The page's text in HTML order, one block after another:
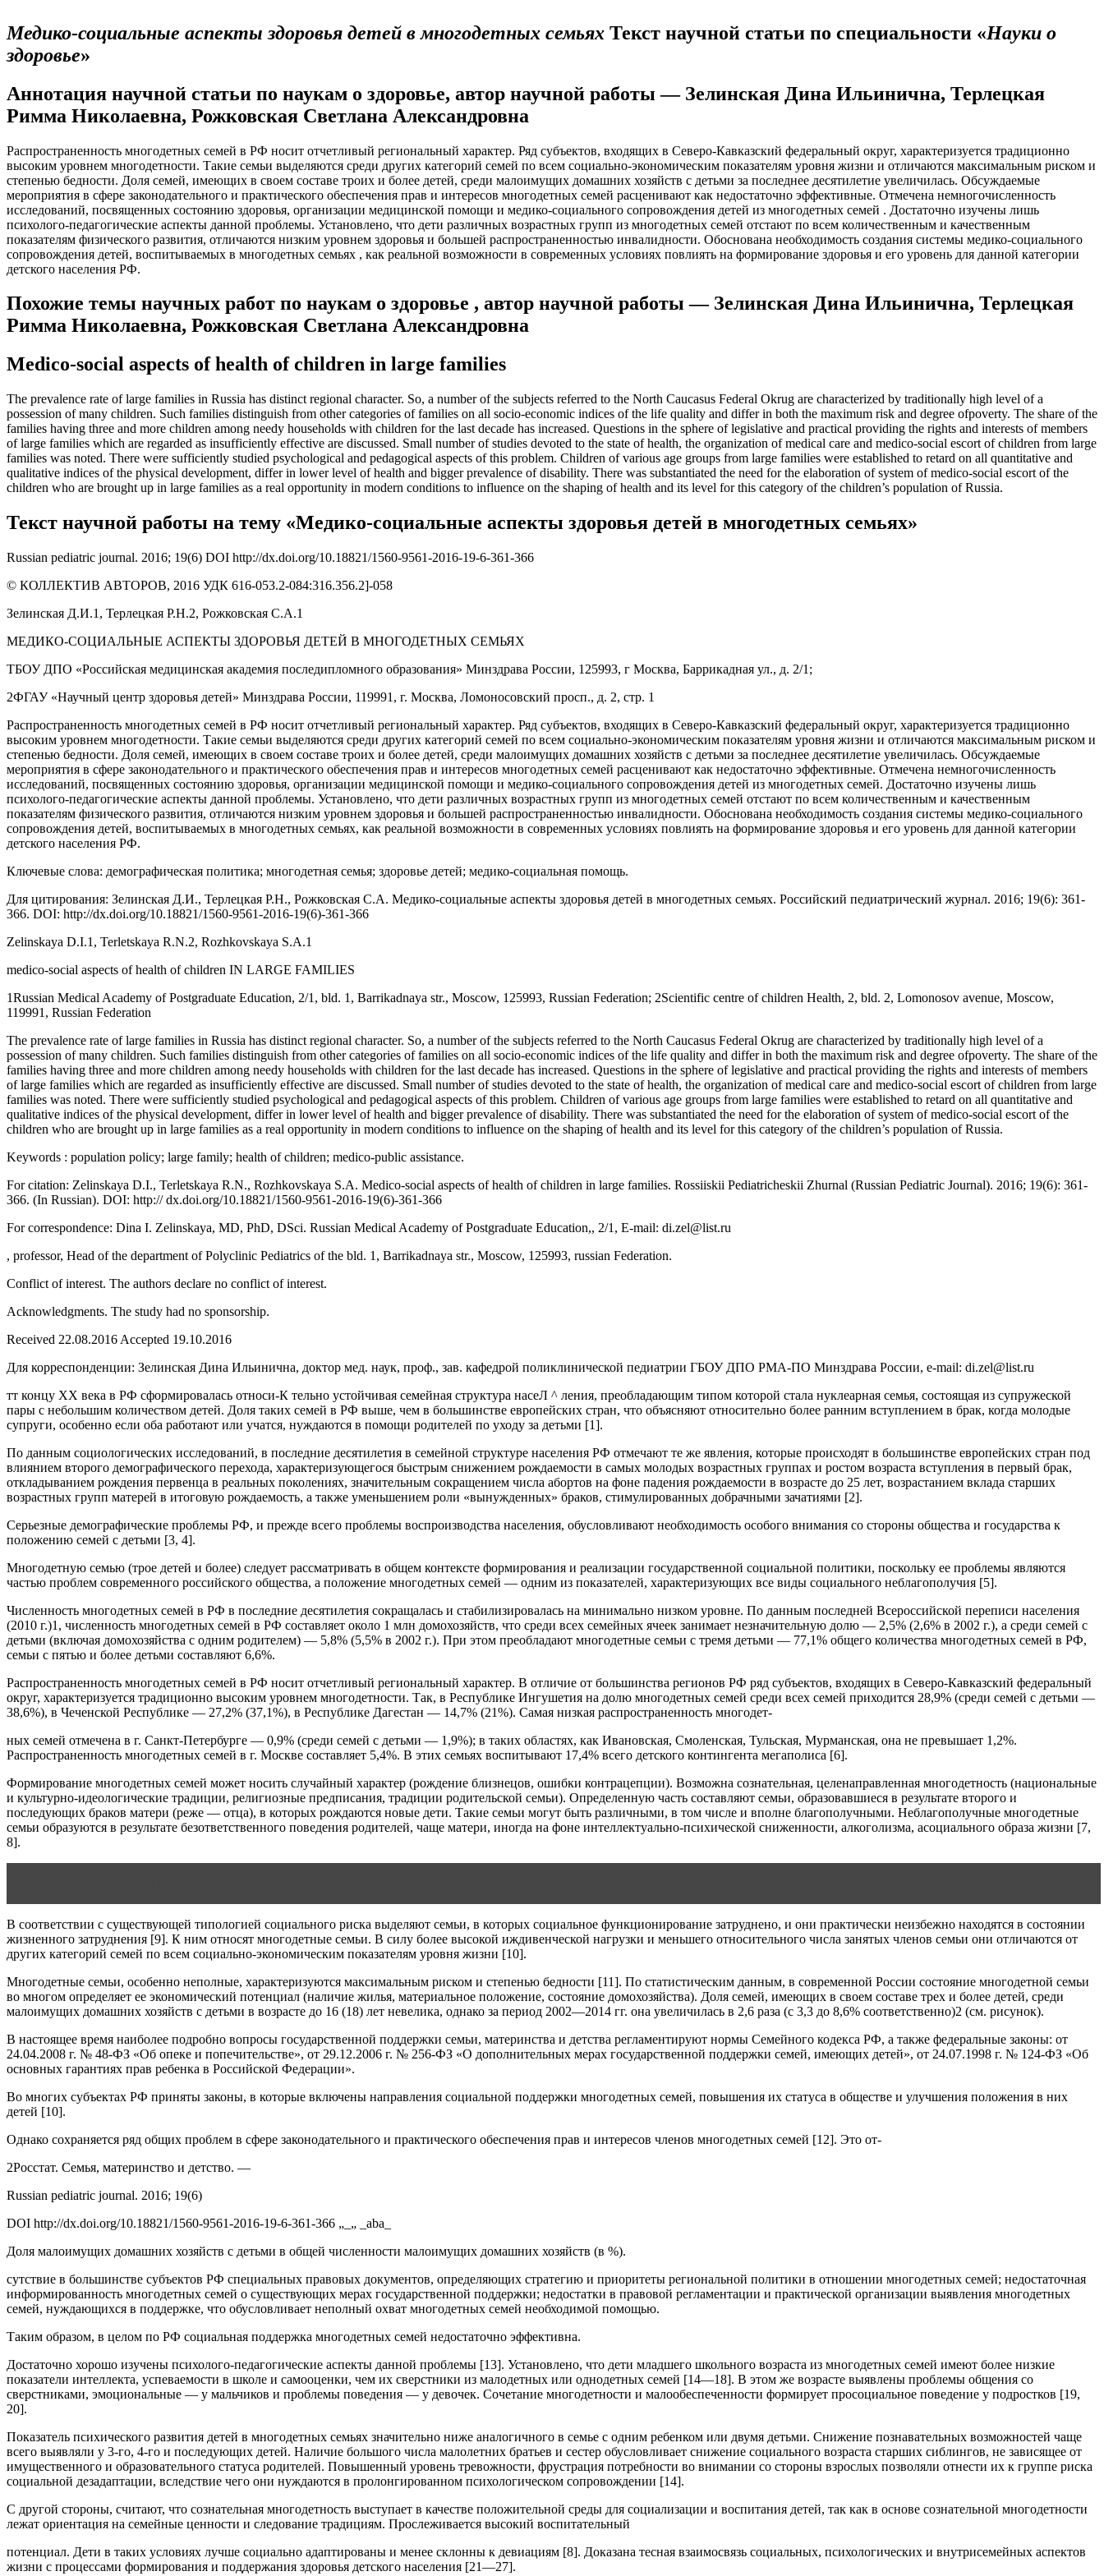
Медико-социальные аспекты здоровья детей в многодетных семьях Текст научной статьи по специальности «Науки о
здоровье»
Аннотация научной статьи по наукам о здоровье, автор научной работы — Зелинская Дина Ильинична, Терлецкая
Римма Николаевна, Рожковская Светлана Александровна
Распространенность многодетных семей в РФ носит отчетливый региональный характер. Ряд субъектов, входящих в Северо-Кавказский федеральный округ, характеризуется традиционно
высоким уровнем многодетности. Такие семьи выделяются среди других категорий семей по всем социально-экономическим показателям уровня жизни и отличаются максимальным риском и
степенью бедности. Доля семей, имеющих в своем составе троих и более детей, среди малоимущих домашних хозяйств с детьми за последнее десятилетие увеличилась. Обсуждаемые
мероприятия в сфере законодательного и практического обеспечения прав и интересов многодетных семей расценивают как недостаточно эффективные. Отмечена немногочисленность
исследований, посвященных состоянию здоровья, организации медицинской помощи и медико-социального сопровождения детей из многодетных семей . Достаточно изучены лишь
психолого-педагогические аспекты данной проблемы. Установлено, что дети различных возрастных групп из многодетных семей отстают по всем количественным и качественным
показателям физического развития, отличаются низким уровнем здоровья и большей распространенностью инвалидности. Обоснована необходимость создания системы медико-социального
сопровождения детей, воспитываемых в многодетных семьях , как реальной возможности в современных условиях повлиять на формирование здоровья и его уровень для данной категории
детского населения РФ.
Похожие темы научных работ по наукам о здоровье , автор научной работы — Зелинская Дина Ильинична, Терлецкая
Римма Николаевна, Рожковская Светлана Александровна
Medico-social aspects of health of children in large families
The prevalence rate of large families in Russia has distinct regional character. So, a number of the subjects referred to the North Caucasus Federal Okrug are characterized by traditionally high level of a
possession of many children. Such families distinguish from other categories of families on all socio-economic indices of the life quality and differ in both the maximum risk and degree ofpoverty. The share of the
families having three and more children among needy households with children for the last decade has increased. Questions in the sphere of legislative and practical providing the rights and interests of members
of large families which are regarded as insufficiently effective are discussed. Small number of studies devoted to the state of health, the organization of medical care and medico-social escort of children from large
families was noted. There were sufficiently studied psychological and pedagogical aspects of this problem. Children of various age groups from large families were established to retard on all quantitative and
qualitative indices of the physical development, differ in lower level of health and bigger prevalence of disability. There was substantiated the need for the elaboration of system of medico-social escort of the
children who are brought up in large families as a real opportunity in modern conditions to influence on the shaping of health and its level for this category of the children’s population of Russia.
Текст научной работы на тему «Медико-социальные аспекты здоровья детей в многодетных семьях»
Russian pediatric journal. 2016; 19(6) DOI http://dx.doi.org/10.18821/1560-9561-2016-19-6-361-366
© КОЛЛЕКТИВ АВТОРОВ, 2016 УДК 616-053.2-084:316.356.2]-058
Зелинская Д.И.1, Терлецкая Р.Н.2, Рожковская С.А.1
МЕДИКО-СОЦИАЛЬНЫЕ АСПЕКТЫ ЗДОРОВЬЯ ДЕТЕЙ В МНОГОДЕТНЫХ СЕМЬЯХ
ТБОУ ДПО «Российская медицинская академия последипломного образования» Минздрава России, 125993, г Москва, Баррикадная ул., д. 2/1;
2ФГАУ «Научный центр здоровья детей» Минздрава России, 119991, г. Москва, Ломоносовский просп., д. 2, стр. 1
Распространенность многодетных семей в РФ носит отчетливый региональный характер. Ряд субъектов, входящих в Северо-Кавказский федеральный округ, характеризуется традиционно
высоким уровнем многодетности. Такие семьи выделяются среди других категорий семей по всем социально-экономическим показателям уровня жизни и отличаются максимальным риском и
степенью бедности. Доля семей, имеющих в своем составе троих и более детей, среди малоимущих домашних хозяйств с детьми за последнее десятилетие увеличилась. Обсуждаемые
мероприятия в сфере законодательного и практического обеспечения прав и интересов многодетных семей расценивают как недостаточно эффективные. Отмечена немногочисленность
исследований, посвященных состоянию здоровья, организации медицинской помощи и медико-социального сопровождения детей из многодетных семей. Достаточно изучены лишь
психолого-педагогические аспекты данной проблемы. Установлено, что дети различных возрастных групп из многодетных семей отстают по всем количественным и качественным
показателям физического развития, отличаются низким уровнем здоровья и большей распространенностью инвалидности. Обоснована необходимость создания системы медико-социального
сопровождения детей, воспитываемых в многодетных семьях, как реальной возможности в современных условиях повлиять на формирование здоровья и его уровень для данной категории
детского населения РФ.
Ключевые слова: демографическая политика; многодетная семья; здоровье детей; медико-социальная помощь.
Для цитирования: Зелинская Д.И., Терлецкая Р.Н., Рожковская С.А. Медико-социальные аспекты здоровья детей в многодетных семьях. Российский педиатрический журнал. 2016; 19(6): 361-
366. DOI: http://dx.doi.org/10.18821/1560-9561-2016-19(6)-361-366
Zelinskaya D.I.1, Terletskaya R.N.2, Rozhkovskaya S.A.1
medico-social aspects of health of children IN LARGE FAMILIES
1Russian Medical Academy of Postgraduate Education, 2/1, bld. 1, Barrikadnaya str., Moscow, 125993, Russian Federation; 2Scientific centre of children Health, 2, bld. 2, Lomonosov avenue, Moscow,
119991, Russian Federation
The prevalence rate of large families in Russia has distinct regional character. So, a number of the subjects referred to the North Caucasus Federal Okrug are characterized by traditionally high level of a
possession of many children. Such families distinguish from other categories of families on all socio-economic indices of the life quality and differ in both the maximum risk and degree ofpoverty. The share of the
families having three and more children among needy households with children for the last decade has increased. Questions in the sphere of legislative and practical providing the rights and interests of members
of large families which are regarded as insufficiently effective are discussed. Small number of studies devoted to the state of health, the organization of medical care and medico-social escort of children from large
families was noted. There were sufficiently studied psychological and pedagogical aspects of this problem. Children of various age groups from large families were established to retard on all quantitative and
qualitative indices of the physical development, differ in lower level of health and bigger prevalence of disability. There was substantiated the need for the elaboration of system of medico-social escort of the
children who are brought up in large families as a real opportunity in modern conditions to influence on the shaping of health and its level for this category of the children’s population of Russia.
Keywords : population policy; large family; health of children; medico-public assistance.
For citation: Zelinskaya D.I., Terletskaya R.N., Rozhkovskaya S.A. Medico-social aspects of health of children in large families. Rossiiskii Pediatricheskii Zhurnal (Russian Pediatric Journal). 2016; 19(6): 361-
366. (In Russian). DOI: http:// dx.doi.org/10.18821/1560-9561-2016-19(6)-361-366
For correspondence: Dina I. Zelinskaya, MD, PhD, DSci. Russian Medical Academy of Postgraduate Education,, 2/1, E-mail: di.zel@list.ru
, professor, Head of the department of Polyclinic Pediatrics of the bld. 1, Barrikadnaya str., Moscow, 125993, russian Federation.
Conflict of interest. The authors declare no conflict of interest.
Acknowledgments. The study had no sponsorship.
Received 22.08.2016 Accepted 19.10.2016
Для корреспонденции: Зелинская Дина Ильинична, доктор мед. наук, проф., зав. кафедрой поликлинической педиатрии ГБОУ ДПО РМА-ПО Минздрава России, e-mail: di.zel@list.ru
тт концу XX века в РФ сформировалась относи-К тельно устойчивая семейная структура насеЛ ^ ления, преобладающим типом которой стала нуклеарная семья, состоящая из супружеской
пары с небольшим количеством детей. Доля таких семей в РФ выше, чем в большинстве европейских стран, что объясняют относительно более ранним вступлением в брак, когда молодые
супруги, особенно если оба работают или учатся, нуждаются в помощи родителей по уходу за детьми [1].
По данным социологических исследований, в последние десятилетия в семейной структуре населения РФ отмечают те же явления, которые происходят в большинстве европейских стран под
влиянием второго демографического перехода, характеризующегося быстрым снижением рождаемости в самых молодых возрастных группах и ростом возраста вступления в первый брак,
откладыванием рождения первенца в реальных поколениях, значительным сокращением числа абортов на фоне падения рождаемости в возрасте до 25 лет, возрастанием вклада старших
возрастных групп матерей в итоговую рождаемость, а также уменьшением роли «вынужденных» браков, стимулированных добрачными зачатиями [2].
Серьезные демографические проблемы РФ, и прежде всего проблемы воспроизводства населения, обусловливают необходимость особого внимания со стороны общества и государства к
положению семей с детьми [3, 4].
Многодетную семью (трое детей и более) следует рассматривать в общем контексте формирования и реализации государственной социальной политики, поскольку ее проблемы являются
частью проблем современного российского общества, а положение многодетных семей — одним из показателей, характеризующих все виды социального неблагополучия [5].
Численность многодетных семей в РФ в последние десятилетия сокращалась и стабилизировалась на минимально низком уровне. По данным последней Всероссийской переписи населения
(2010 г.)1, численность многодетных семей в РФ составляет около 1 млн домохозяйств, что среди всех семейных ячеек занимает незначительную долю — 2,5% (2,6% в 2002 г.), а среди семей с
детьми (включая домохозяйства с одним родителем) — 5,8% (5,5% в 2002 г.). При этом преобладают многодетные семьи с тремя детьми — 77,1% общего количества многодетных семей в РФ,
семьи с пятью и более детьми составляют 6,6%.
Распространенность многодетных семей в РФ носит отчетливый региональный характер. В отличие от большинства регионов РФ ряд субъектов, входящих в Северо-Кавказский федеральный
округ, характеризуется традиционно высоким уровнем многодетности. Так, в Республике Ингушетия на долю многодетных семей среди всех семей приходится 28,9% (среди семей с детьми —
38,6%), в Чеченской Республике — 27,2% (37,1%), в Республике Дагестан — 14,7% (21%). Самая низкая распространенность многодет-
ных семей отмечена в г. Санкт-Петербурге — 0,9% (среди семей с детьми — 1,9%); в таких областях, как Ивановская, Смоленская, Тульская, Мурманская, она не превышает 1,2%.
Распространенность многодетных семей в г. Москве составляет 5,4%. В этих семьях воспитывают 17,4% всего детского контингента мегаполиса [6].
Формирование многодетных семей может носить случайный характер (рождение близнецов, ошибки контрацепции). Возможна сознательная, целенаправленная многодетность (национальные
и культурно-идеологические традиции, религиозные предписания, традиции родительской семьи). Определенную часть составляют семьи, образовавшиеся в результате второго и
последующих браков матери (реже — отца), в которых рождаются новые дети. Такие семьи могут быть различными, в том числе и вполне благополучными. Неблагополучные многодетные
семьи образуются в результате безответственного поведения родителей, чаще матери, иногда на фоне интеллектуально-психической сниженности, алкоголизма, асоциального образа жизни [7,
8].
В соответствии с существующей типологией социального риска выделяют семьи, в которых социальное функционирование затруднено, и они практически неизбежно находятся в состоянии
жизненного затруднения [9]. К ним относят многодетные семьи. В силу более высокой иждивенческой нагрузки и меньшего относительного числа занятых членов семьи они отличаются от
других категорий семей по всем социально-экономическим показателям уровня жизни [10].
Многодетные семьи, особенно неполные, характеризуются максимальным риском и степенью бедности [11]. По статистическим данным, в современной России состояние многодетной семьи
во многом определяет ее экономический потенциал (наличие жилья, материальное положение, состояние домохозяйства). Доля семей, имеющих в своем составе трех и более детей, среди
малоимущих домашних хозяйств с детьми в возрасте до 16 (18) лет невелика, однако за период 2002—2014 гг. она увеличилась в 2,6 раза (с 3,3 до 8,6% соответственно)2 (см. рисунок).
В настоящее время наиболее подробно вопросы государственной поддержки семьи, материнства и детства регламентируют нормы Семейного кодекса РФ, а также федеральные законы: от
24.04.2008 г. № 48-ФЗ «Об опеке и попечительстве», от 29.12.2006 г. № 256-ФЗ «О дополнительных мерах государственной поддержки семей, имеющих детей», от 24.07.1998 г. № 124-ФЗ «Об
основных гарантиях прав ребенка в Российской Федерации».
Во многих субъектах РФ приняты законы, в которые включены направления социальной поддержки многодетных семей, повышения их статуса в обществе и улучшения положения в них
детей [10].
Однако сохраняется ряд общих проблем в сфере законодательного и практического обеспечения прав и интересов членов многодетных семей [12]. Это от-
2Росстат. Семья, материнство и детство. —
Russian pediatric journal. 2016; 19(6)
DOI http://dx.doi.org/10.18821/1560-9561-2016-19-6-361-366 „_„ _aba_
Доля малоимущих домашних хозяйств с детьми в общей численности малоимущих домашних хозяйств (в %).
сутствие в большинстве субъектов РФ специальных правовых документов, определяющих стратегию и приоритеты региональной политики в отношении многодетных семей; недостаточная
информированность многодетных семей о существующих мерах государственной поддержки; недостатки в правовой регламентации и практической организации выявления многодетных
семей, нуждающихся в поддержке, что обусловливает неполный охват многодетных семей необходимой помощью.
Таким образом, в целом по РФ социальная поддержка многодетных семей недостаточно эффективна.
Достаточно хорошо изучены психолого-педагогические аспекты данной проблемы [13]. Установлено, что дети младшего школьного возраста из многодетных семей имеют более низкие
показатели интеллекта, успеваемости в школе и самооценки, чем их сверстники из малодетных или однодетных семей [14—18]. В этом же возрасте выявлены проблемы общения со
сверстниками, эмоциональные — у мальчиков и проблемы поведения — у девочек. Сочетание многодетности и малообеспеченности формирует просоциальное поведение у подростков [19,
20].
Показатель психического развития детей в многодетных семьях значительно ниже аналогичного в семье с одним ребенком или двумя детьми. Снижение познавательных возможностей чаще
всего выявляли у 3-го, 4-го и последующих детей. Наличие большого числа малолетних братьев и сестер обусловливает снижение социального возраста старших сиблингов, не зависящее от
имущественного и образовательного статуса родителей. Повышенный уровень тревожности, фрустрация потребности во внимании со стороны взрослых позволяли отнести их к группе риска
социальной дезадаптации, вследствие чего они нуждаются в пролонгированном психологическом сопровождении [14].
С другой стороны, считают, что сознательная многодетность выступает в качестве положительной среды для социализации и воспитания детей, так как в основе сознательной многодетности
лежат ориентация на семейные ценности и следование традициям. Прослеживается высокий воспитательный
потенциал. Дети в таких условиях лучше социально адаптированы и менее склонны к девиациям [8]. Доказана тесная взаимосвязь социальных, психологических и внутрисемейных аспектов
жизни с процессами формирования и поддержания здоровья детского населения [21—27].